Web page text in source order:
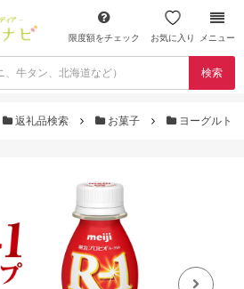
限度額をチェック お気に入り メニュー
検索
返礼品検索 お菓子 ヨーグルト